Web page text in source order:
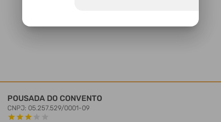
POUSADA DO CONVENTO
CNPJ: 05.257.529/0001-09
starstarstar